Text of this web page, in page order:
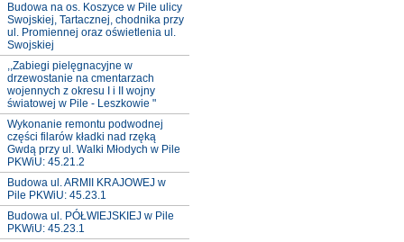
Budowa na os. Koszyce w Pile ulicy
Swojskiej, Tartacznej, chodnika przy
ul. Promiennej oraz oświetlenia ul.
Swojskiej
,,Zabiegi pielęgnacyjne w
drzewostanie na cmentarzach
wojennych z okresu I i II wojny
światowej w Pile - Leszkowie "
Wykonanie remontu podwodnej
części filarów kładki nad rzęką
Gwdą przy ul. Walki Młodych w Pile
PKWiU: 45.21.2
Budowa ul. ARMII KRAJOWEJ w
Pile PKWiU: 45.23.1
Budowa ul. PÓŁWIEJSKIEJ w Pile
PKWiU: 45.23.1